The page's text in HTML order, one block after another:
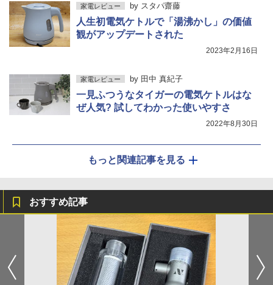
家電レビュー by スタパ齋藤
人生初電気ケトルで「湯沸かし」の価値
観がアップデートされた
2023年2月16日
家電レビュー by 田中 真紀子
一見ふつうなタイガーの電気ケトルはな
ぜ人気? 試してわかった使いやすさ
2022年8月30日
もっと関連記事を見る
おすすめ記事